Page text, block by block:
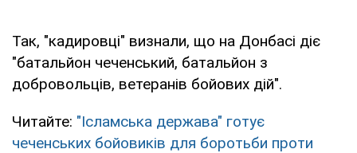
Так, "кадировці" визнали, що на Донбасі діє
"батальйон чеченський, батальйон з
добровольців, ветеранів бойових дій".
Читайте: "Ісламська держава" готує
чеченських бойовиків для боротьби проти